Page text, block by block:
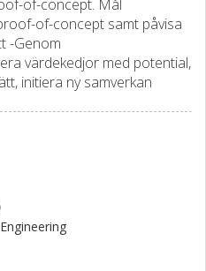
of-concept. Mål
of-concept samt påvisa
-Genom
värdekedjor med potential,
initiera ny samverkan